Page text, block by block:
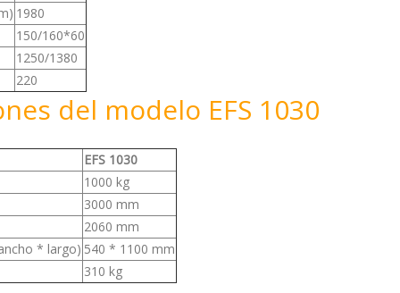
1980
150/160*60
1250/1380
220
del modelo EFS 1030
EFS 1030
1000 kg
3000 mm
2060 mm
* largo) 540 * 1100 mm
310 kg